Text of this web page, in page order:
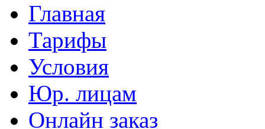
Главная
Тарифы
Условия
Юр. лицам
Онлайн заказ